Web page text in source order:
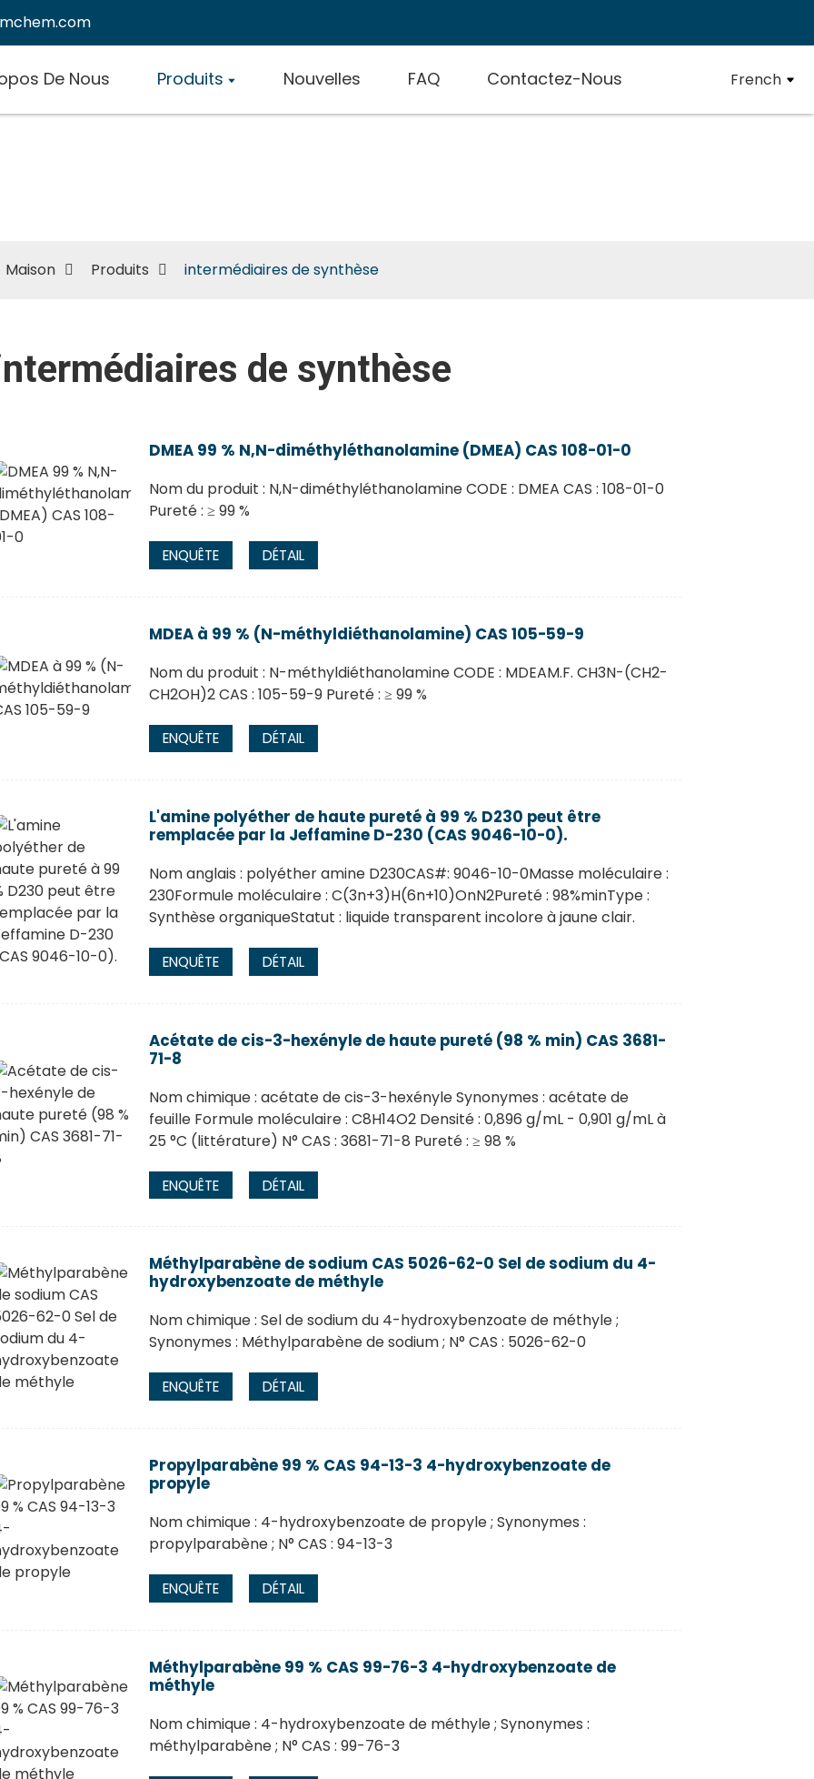
De Nous Produits Nouvelles FAQ Contactez-Nous French
Maison Produits intermédiaires de synthèse
de synthèse
DMEA 99 % N,N-diméthyléthanolamine (DMEA) CAS 108-01-0
Nom du produit : N,N-diméthyléthanolamine CODE : DMEA CAS : 108-01-0
Pureté : ≥ 99 %
ENQUÊTE DÉTAIL
MDEA à 99 % (N-méthyldiéthanolamine) CAS 105-59-9
Nom du produit : N-méthyldiéthanolamine CODE : MDEAM.F. CH3N-(CH2-
CH2OH)2 CAS : 105-59-9 Pureté : ≥ 99 %
ENQUÊTE DÉTAIL
L'amine polyéther de haute pureté à 99 % D230 peut être
remplacée par la Jeffamine D-230 (CAS 9046-10-0).
Nom anglais : polyéther amine D230CAS#: 9046-10-0Masse moléculaire :
230Formule moléculaire : C(3n+3)H(6n+10)OnN2Pureté : 98%minType :
Synthèse organiqueStatut : liquide transparent incolore à jaune clair.
ENQUÊTE DÉTAIL
Acétate de cis-3-hexényle de haute pureté (98 % min) CAS 3681-
71-8
Nom chimique : acétate de cis-3-hexényle Synonymes : acétate de
feuille Formule moléculaire : C8H14O2 Densité : 0,896 g/mL - 0,901 g/mL à
25 °C (littérature) N° CAS : 3681-71-8 Pureté : ≥ 98 %
ENQUÊTE DÉTAIL
Méthylparabène de sodium CAS 5026-62-0 Sel de sodium du 4-
hydroxybenzoate de méthyle
Nom chimique : Sel de sodium du 4-hydroxybenzoate de méthyle ;
Synonymes : Méthylparabène de sodium ; N° CAS : 5026-62-0
ENQUÊTE DÉTAIL
Propylparabène 99 % CAS 94-13-3 4-hydroxybenzoate de
propyle
Nom chimique : 4-hydroxybenzoate de propyle ; Synonymes :
propylparabène ; N° CAS : 94-13-3
ENQUÊTE DÉTAIL
Méthylparabène 99 % CAS 99-76-3 4-hydroxybenzoate de
méthyle
Nom chimique : 4-hydroxybenzoate de méthyle ; Synonymes :
méthylparabène ; N° CAS : 99-76-3